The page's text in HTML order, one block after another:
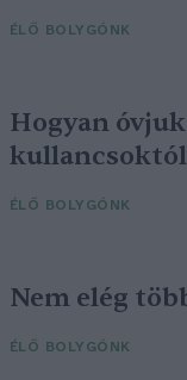
ÉLŐ BOLYGÓNK
Hogyan
ÉLŐ BOLYGÓNK
Nem elég
ÉLŐ BOLYGÓNK